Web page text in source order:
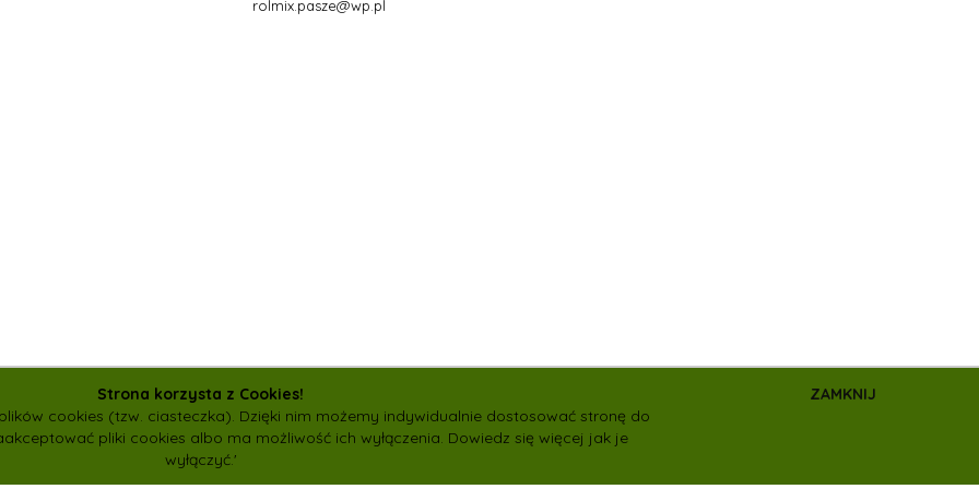
rolmix.pasze@wp.pl
Strona korzysta z Cookies!
cookies (tzw. ciasteczka). Dzięki nim możemy indywidualnie dostosować stronę do
pliki cookies albo ma możliwość ich wyłączenia. Dowiedz się więcej jak je
wyłączyć.'
ZAMKNIJ